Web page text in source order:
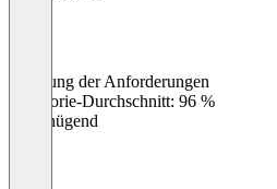
Erfüllung der Anforderungen
Kategorie-Durchschnitt: 96 %
Ungenügend